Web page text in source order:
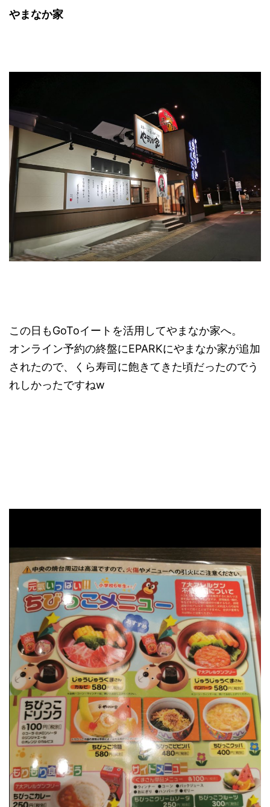
やまなか家
この日もGoToイートを活用してやまなか家へ。
オンライン予約の終盤にEPARKにやまなか家が追加
されたので、くら寿司に飽きてきた頃だったのでう
れしかったですねw